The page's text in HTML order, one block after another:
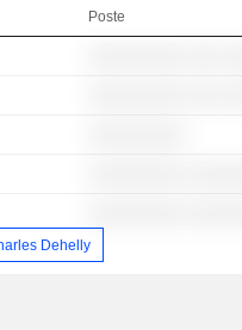
Poste
Dehelly